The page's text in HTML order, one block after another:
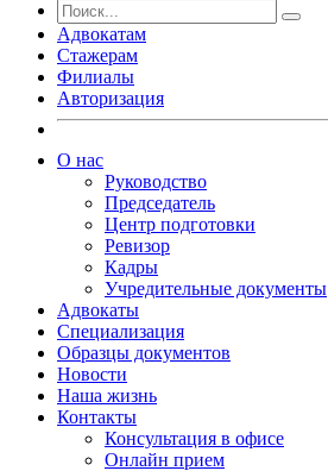
Адвокатам
Стажерам
Филиалы
Авторизация
О нас
Руководство
Председатель
Центр подготовки
Ревизор
Кадры
Учредительные документы
Адвокаты
Специализация
Образцы документов
Новости
Наша жизнь
Контакты
Консультация в офисе
Онлайн прием